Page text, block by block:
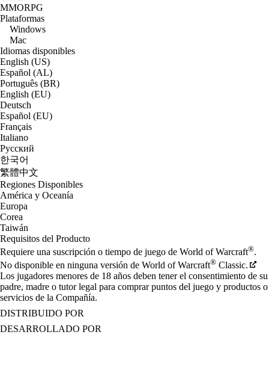
MMORPG
Plataformas
Windows
Mac
Idiomas disponibles
English (US)
Español (AL)
Português (BR)
English (EU)
Deutsch
Español (EU)
Français
Italiano
Русский
한국어
繁體中文
Regiones Disponibles
América y Oceanía
Europa
Corea
Taiwán
Requisitos del Producto
Requiere una suscripción o tiempo de juego de World of Warcraft®.
No disponible en ninguna versión de World of Warcraft® Classic.
Los jugadores menores de 18 años deben tener el consentimiento de su
padre, madre o tutor legal para comprar puntos del juego y productos o
servicios de la Compañía.
DISTRIBUIDO POR
DESARROLLADO POR